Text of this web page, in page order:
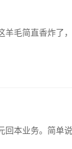
毛简直香炸了
本业务。简单